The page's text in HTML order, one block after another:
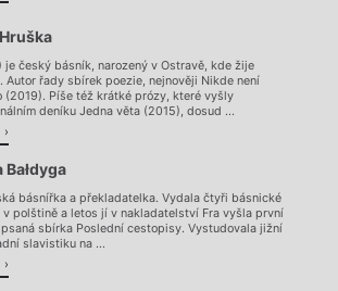
je český básník, narozený v Ostravě, kde žije
Autor řady sbírek poezie, nejnověji Nikde není
(2019). Píše též krátké prózy, které vyšly
deníku Jedna věta (2015), dosud ...
Bałdyga
básnířka a překladatelka. Vydala čtyři básnické
polštině a letos jí v nakladatelství Fra vyšla první
sbírka Poslední cestopisy. Vystudovala jižní
slavistiku na ...